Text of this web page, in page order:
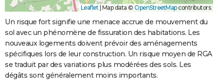
Leaflet Map data © OpenStreetMapcontributors
Un risque fort signifie une menace accrue de mouvement du
sol avec un phénomène de fissuration des habitations. Les
nouveaux logements doivent prévoir des aménagements
spécifiques lors de leur construction. Un risque moyen de RGA
se traduit par des variations plus modérées des sols. Les
dégâts sont généralement moins importants.